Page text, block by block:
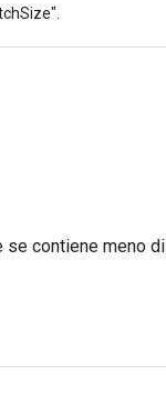
se contiene meno di